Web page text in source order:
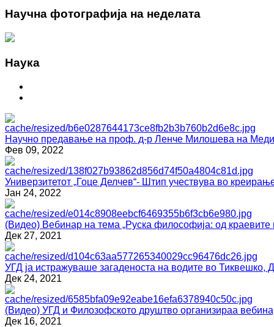
Научна фотографија на неделата
Наука
Научно предавање на проф. д-р Ленче Милошева на
Фев 09, 2022
Универзитетот „Гоце Делчев“- Штип учествува во
Јан 24, 2022
(Видео) Вебинар на тема „Руска философија: од краевите
Дек 27, 2021
УГД ја истражуваше загаденоста на водите во Тиквешко,
Дек 24, 2021
(Видео) УГД и Филозофското друштво организираа
Дек 16, 2021